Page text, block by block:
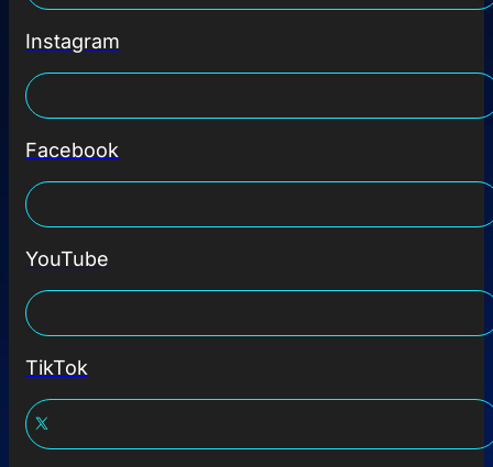
Instagram
Facebook
YouTube
TikTok